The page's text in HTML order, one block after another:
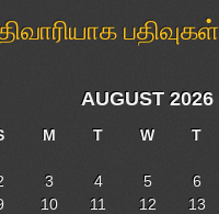
பதிவுகள்
AUGUST 2026
M T W T
3 4 5 6
10 11 12 13